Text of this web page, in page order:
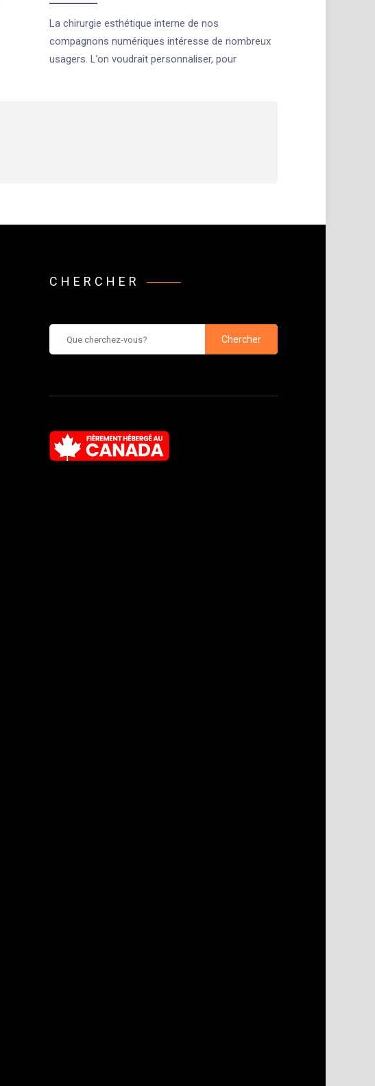
La chirurgie esthétique interne de nos
compagnons numériques intéresse de nombreux
usagers. L’on voudrait personnaliser, pour
CHERCHER